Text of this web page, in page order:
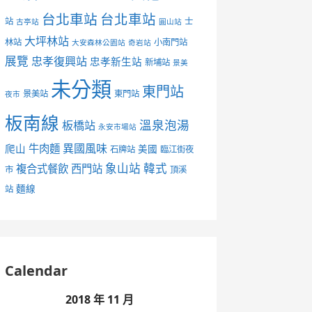
站 古亭站 台北車站 台北車站 圓山站 士
林站 大坪林站 大安森林公園站 奇岩站 小南門站
展覽 忠孝復興站 忠孝新生站 新埔站 景美
夜市 景美站 未分類 東門站 東門站
板南線 板橋站 永安市場站 溫泉泡湯
爬山 牛肉麵 異國風味 石牌站 美國 臨江街夜
市 複合式餐飲 西門站 象山站 韓式 頂溪
站 麵線
Calendar
2018 年 11 月